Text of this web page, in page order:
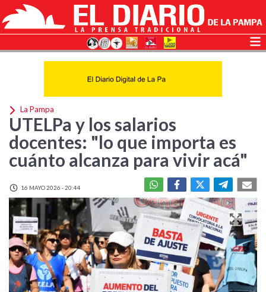
La Pampa
UTELPa y los salarios
docentes: "lo que importa es
cuánto alcanza para vivir acá"
16 MAYO 2026 - 20:44